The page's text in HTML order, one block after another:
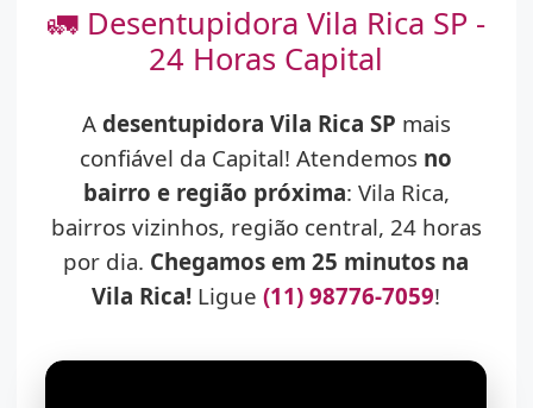
🚛 Desentupidora Vila Rica SP -
24 Horas Capital
A desentupidora Vila Rica SP mais
confiável da Capital! Atendemos no
bairro e região próxima: Vila Rica,
bairros vizinhos, região central, 24 horas
por dia. Chegamos em 25 minutos na
Vila Rica! Ligue(11) 98776-7059!